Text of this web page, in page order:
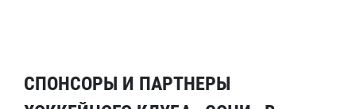
СПОНСОРЫ И ПАРТНЕРЫ